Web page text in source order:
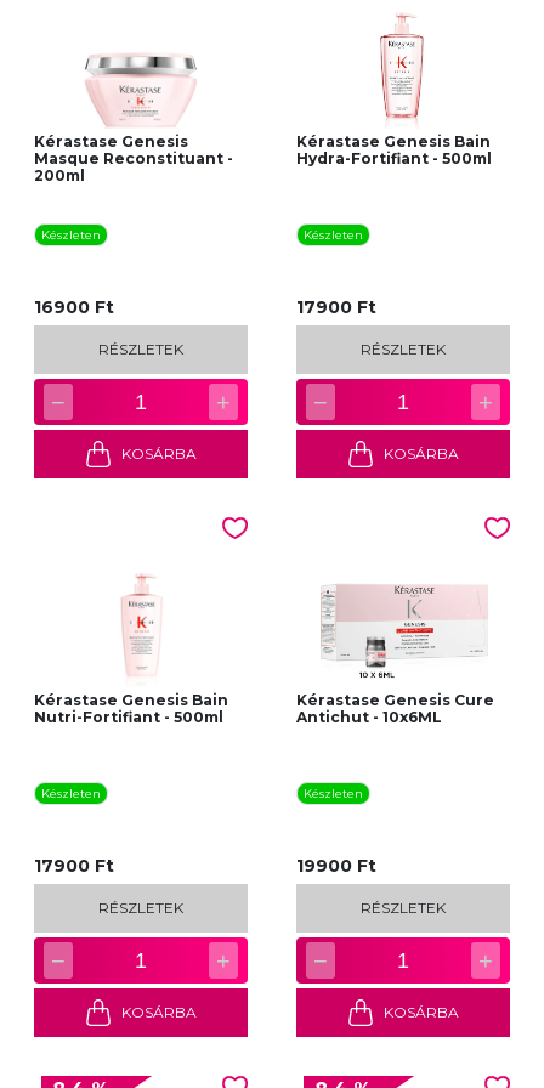
Kérastase Genesis
Masque Reconstituant -
200ml
Készleten
16900 Ft
RÉSZLETEK
− 1 +
KOSÁRBA
Kérastase Genesis Bain
Hydra-Fortifiant - 500ml
Készleten
17900 Ft
RÉSZLETEK
− 1 +
KOSÁRBA
Kérastase Genesis Bain
Nutri-Fortifiant - 500ml
Készleten
17900 Ft
RÉSZLETEK
− 1 +
KOSÁRBA
Kérastase Genesis Cure
Antichut - 10x6ML
Készleten
19900 Ft
RÉSZLETEK
− 1 +
KOSÁRBA